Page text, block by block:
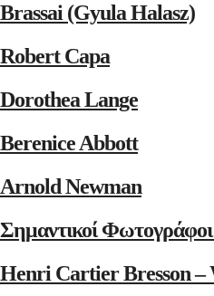
Brassai (Gyula Halasz)
Robert Capa
Dorothea Lange
Berenice Abbott
Arnold Newman
Σημαντικοί
Henri Cartier Bresson –